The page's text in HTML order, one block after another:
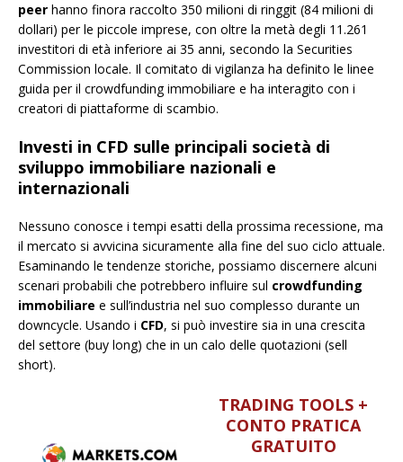
peer hanno finora raccolto 350 milioni di ringgit (84 milioni di
dollari) per le piccole imprese, con oltre la metà degli 11.261
investitori di età inferiore ai 35 anni, secondo la Securities
Commission locale. Il comitato di vigilanza ha definito le linee
guida per il crowdfunding immobiliare e ha interagito con i
creatori di piattaforme di scambio.
Investi in CFD sulle principali società di
sviluppo immobiliare nazionali e
internazionali
Nessuno conosce i tempi esatti della prossima recessione, ma
il mercato si avvicina sicuramente alla fine del suo ciclo attuale.
Esaminando le tendenze storiche, possiamo discernere alcuni
scenari probabili che potrebbero influire sul crowdfunding
immobiliare e sull’industria nel suo complesso durante un
downcycle. Usando i CFD, si può investire sia in una crescita
del settore (buy long) che in un calo delle quotazioni (sell
short).
TRADING TOOLS +
CONTO PRATICA
GRATUITO